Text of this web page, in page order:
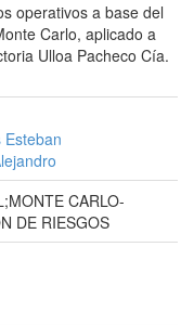
operativos a base del
Carlo, aplicado a
Ulloa Pacheco Cía.
Esteban
CARLO-
DE RIESGOS